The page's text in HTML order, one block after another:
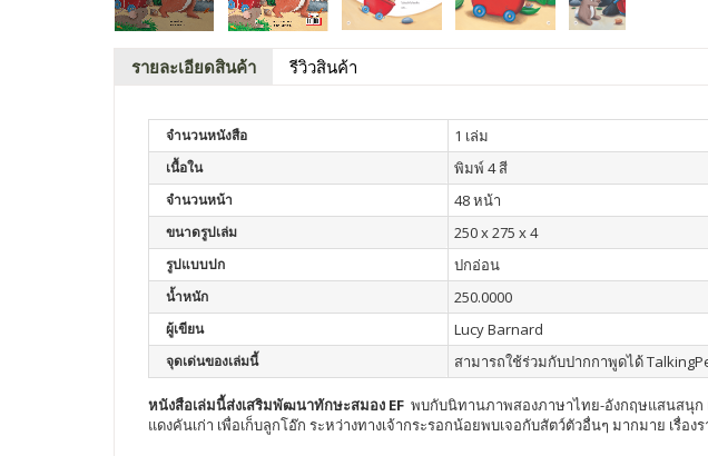
รายละเอียดสินค้า รีวิวสินค้า
จำนวนหนังสือ 1 เล่ม
เนื้อใน พิมพ์ 4 สี
จำนวนหน้า 48 หน้า
ขนาดรูปเล่ม 250 x 275 x 4
รูปแบบปก ปกอ่อน
น้ำหนัก 250.0000
ผู้เขียน Lucy Barnard
จุดเด่นของเล่มนี้ สามารถใช้ร่วมกับปากกาพูดได้
หนังสือเล่มนี้ส่งเสริมพัฒนาทักษะสมอง EF พบกับนิทานภาพสองภาษาไทย-อังกฤษแสนสนุก
แดงคันเก่า เพื่อเก็บลูกโอ๊ก ระหว่างทางเจ้ากระรอกน้อยพบเจอกับสัตว์ตัวอื่นๆ มากมาย เรื่อ